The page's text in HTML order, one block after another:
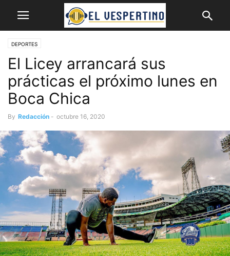
DEPORTES
El Licey arrancará sus
prácticas el próximo lunes en
Boca Chica
By Redacción - octubre 16, 2020